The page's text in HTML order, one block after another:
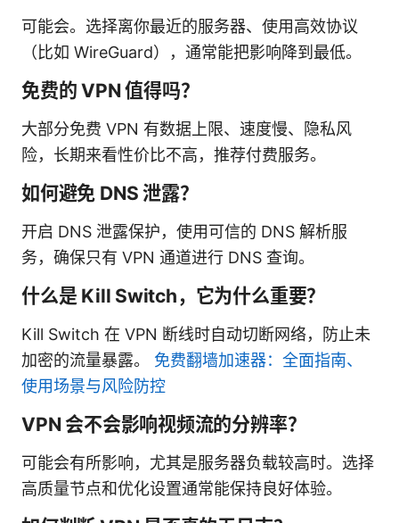
可能会。选择离你最近的服务器、使用高效协议
（比如 WireGuard），通常能把影响降到最低。
免费的 VPN 值得吗？
大部分免费 VPN 有数据上限、速度慢、隐私风
险，长期来看性价比不高，推荐付费服务。
如何避免 DNS 泄露？
开启 DNS 泄露保护，使用可信的 DNS 解析服
务，确保只有 VPN 通道进行 DNS 查询。
什么是 Kill Switch，它为什么重要？
Kill Switch 在 VPN 断线时自动切断网络，防止未
加密的流量暴露。 免费翻墙加速器：全面指南、
使用场景与风险防控
VPN 会不会影响视频流的分辨率？
可能会有所影响，尤其是服务器负载较高时。选择
高质量节点和优化设置通常能保持良好体验。